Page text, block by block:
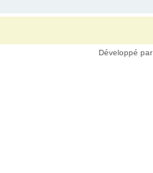
Développé